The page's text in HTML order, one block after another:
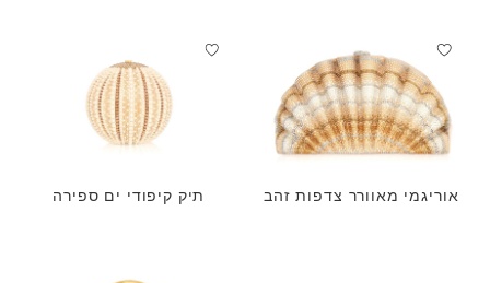
אוריגמי מאוורר צדפות זהב תיק קיפודי ים ספירה